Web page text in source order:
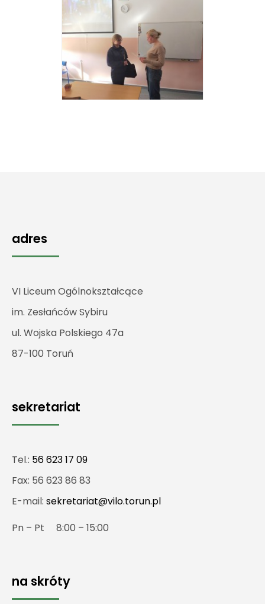
adres
VI Liceum Ogólnokształcące
im. Zesłańców Sybiru
ul. Wojska Polskiego 47a
87-100 Toruń
sekretariat
Tel.: 56 623 17 09
Fax: 56 623 86 83
E-mail: sekretariat@vilo.torun.pl
Pn – Pt 8:00 – 15:00
na skróty